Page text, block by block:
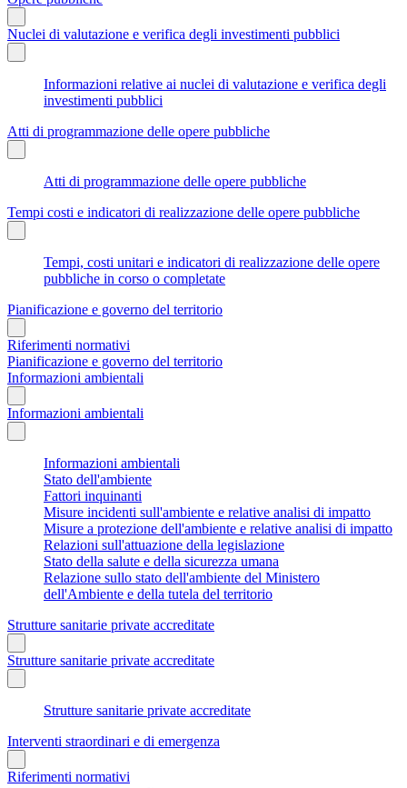
Nuclei di valutazione e verifica degli investimenti pubblici
Informazioni relative ai nuclei di valutazione e verifica degli
investimenti pubblici
Atti di programmazione delle opere pubbliche
Atti di programmazione delle opere pubbliche
Tempi costi e indicatori di realizzazione delle opere pubbliche
Tempi, costi unitari e indicatori di realizzazione delle opere
pubbliche in corso o completate
Pianificazione e governo del territorio
Riferimenti normativi
Pianificazione e governo del territorio
Informazioni ambientali
Informazioni ambientali
Informazioni ambientali
Stato dell'ambiente
Fattori inquinanti
Misure incidenti sull'ambiente e relative analisi di impatto
Misure a protezione dell'ambiente e relative analisi di impatto
Relazioni sull'attuazione della legislazione
Stato della salute e della sicurezza umana
Relazione sullo stato dell'ambiente del Ministero
dell'Ambiente e della tutela del territorio
Strutture sanitarie private accreditate
Strutture sanitarie private accreditate
Strutture sanitarie private accreditate
Interventi straordinari e di emergenza
Riferimenti normativi